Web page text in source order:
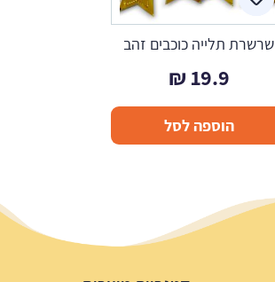
שרשרת תלייה כוכבים זהב
19.9
₪
הוספה לסל